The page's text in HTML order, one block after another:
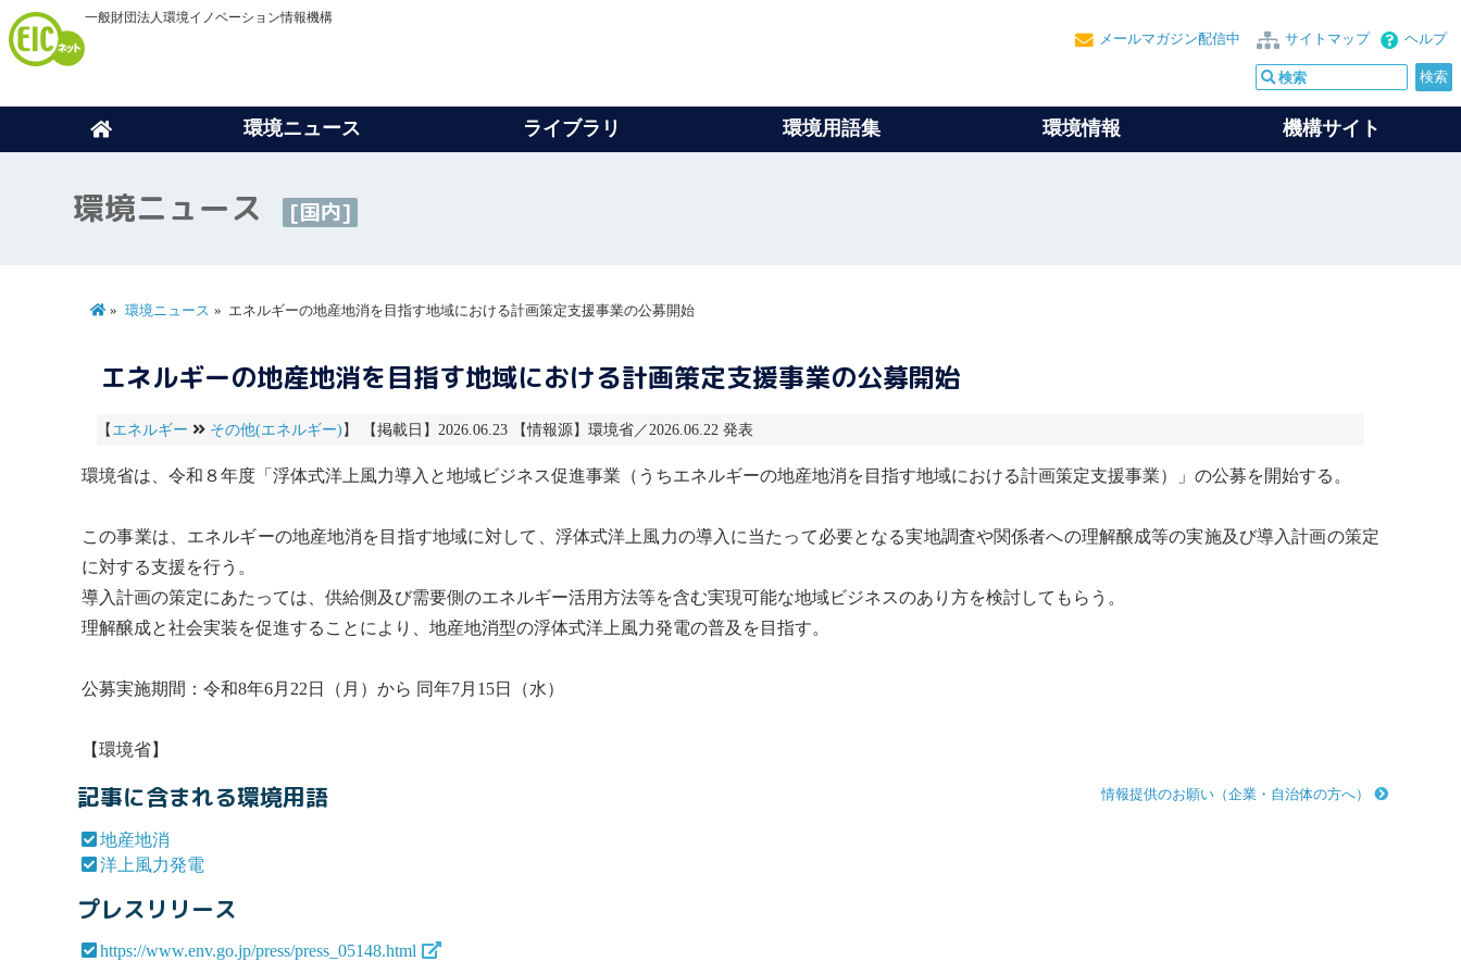
一般財団法人環境イノベーション情報機構
ヘルプ
サイトマップ
メールマガジン配信中
環境ニュース ライブラリ 環境用語集 環境情報 機構サイト
環境ニュース [国内]
環境ニュース エネルギーの地産地消を目指す地域における計画策定支援事業の公募開始
エネルギーの地産地消を目指す地域における計画策定支援事業の公募開始
【 エネルギー その他(エネルギー) 】 【掲載日】2026.06.23 【情報源】環境省／2026.06.22 発表
環境省は、令和８年度「浮体式洋上風力導入と地域ビジネス促進事業（うちエネルギーの地産地消を目指す地域における計画策定支援事業）」の公募を開始する。
この事業は、エネルギーの地産地消を目指す地域に対して、浮体式洋上風力の導入に当たって必要となる実地調査や関係者への理解醸成等の実施及び導入計画の策定
に対する支援を行う。
導入計画の策定にあたっては、供給側及び需要側のエネルギー活用方法等を含む実現可能な地域ビジネスのあり方を検討してもらう。
理解醸成と社会実装を促進することにより、地産地消型の浮体式洋上風力発電の普及を目指す。
公募実施期間：令和8年6月22日（月）から 同年7月15日（水）
【環境省】
情報提供のお願い（企業・自治体の方へ）
記事に含まれる環境用語
地産地消
洋上風力発電
プレスリリース
https://www.env.go.jp/press/press_05148.html